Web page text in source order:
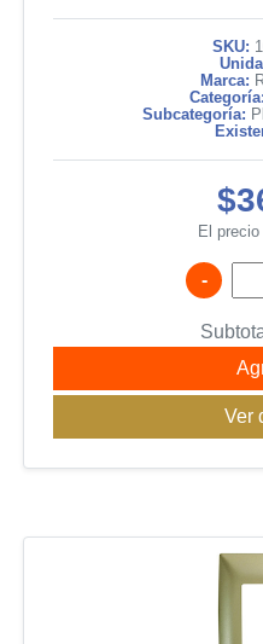
SKU:
Marca:
Categoría:
Subcategoría:
El
-
Ver